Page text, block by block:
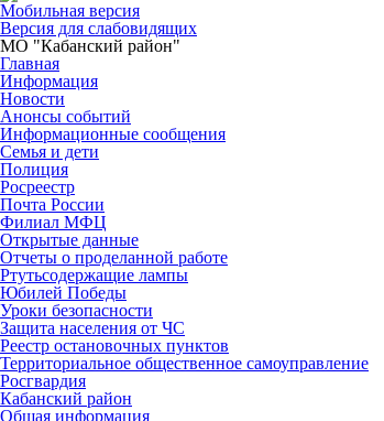
Мобильная версия
Версия для слабовидящих
МО "Кабанский район"
Главная
Информация
Новости
Анонсы событий
Информационные сообщения
Семья и дети
Полиция
Росреестр
Почта России
Филиал МФЦ
Открытые данные
Отчеты о проделанной работе
Ртутьсодержащие лампы
Юбилей Победы
Уроки безопасности
Защита населения от ЧС
Реестр остановочных пунктов
Территориальное общественное самоуправление
Росгвардия
Кабанский район
Общая информация